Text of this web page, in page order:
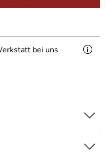
bei uns
aus Draht geschweißt.
für einen Tisch.